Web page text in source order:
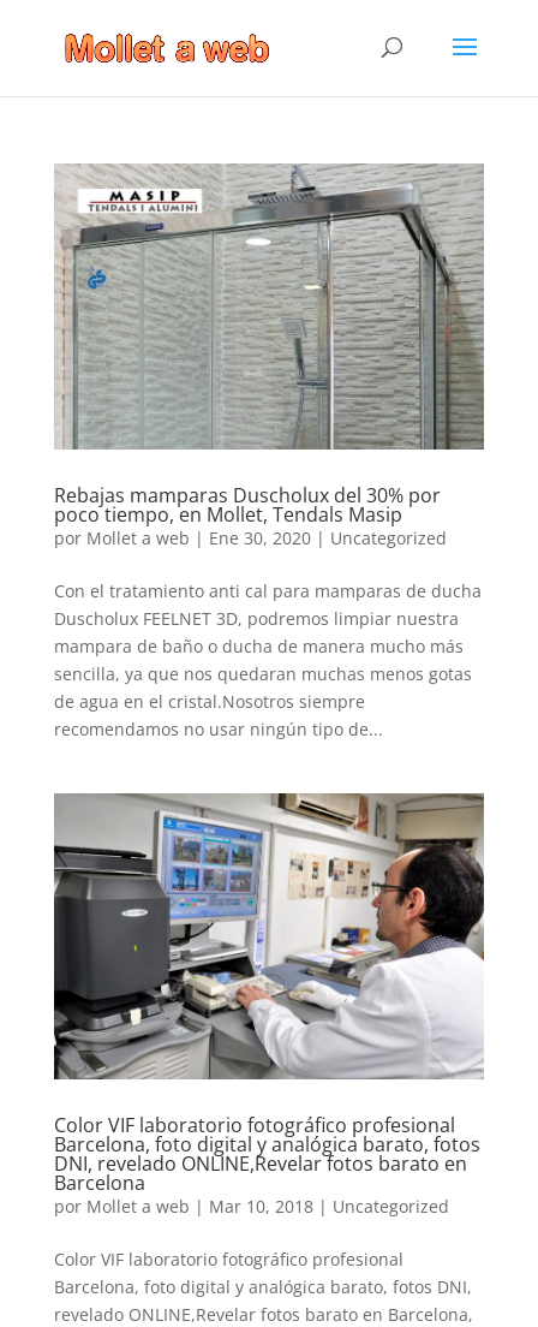
Rebajas mamparas Duscholux del 30% por
poco tiempo, en Mollet, Tendals Masip
por Mollet a web | Ene 30, 2020| Uncategorized
Con el tratamiento anti cal para mamparas de ducha
Duscholux FEELNET 3D, podremos limpiar nuestra
mampara de baño o ducha de manera mucho más
sencilla, ya que nos quedaran muchas menos gotas
de agua en el cristal.Nosotros siempre
recomendamos no usar ningún tipo de...
Color VIF laboratorio fotográfico profesional
Barcelona, foto digital y analógica barato, fotos
DNI, revelado ONLINE,Revelar fotos barato en
Barcelona
por Mollet a web | Mar 10, 2018| Uncategorized
Color VIF laboratorio fotográfico profesional
Barcelona, foto digital y analógica barato, fotos DNI,
revelado ONLINE,Revelar fotos barato en Barcelona,